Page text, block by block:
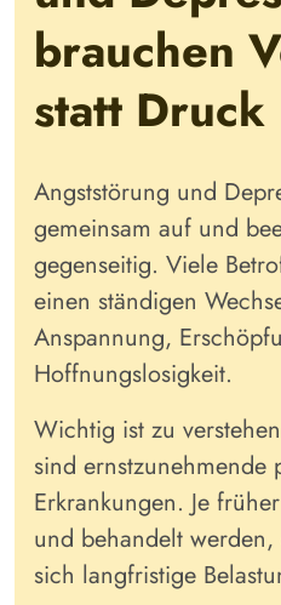
brauchen
statt Druck
Angststörung und
gemeinsam auf und
gegenseitig. Viele
einen ständigen
Anspannung,
Hoffnungslosigkeit.
Wichtig ist zu
sind ernstzunehmende
Erkrankungen. Je
und behandelt werden,
sich langfristige